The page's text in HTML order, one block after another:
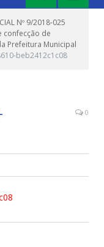
Nº 9/2018-025
confecção de
Prefeitura Municipal
beb2412c1c08
0